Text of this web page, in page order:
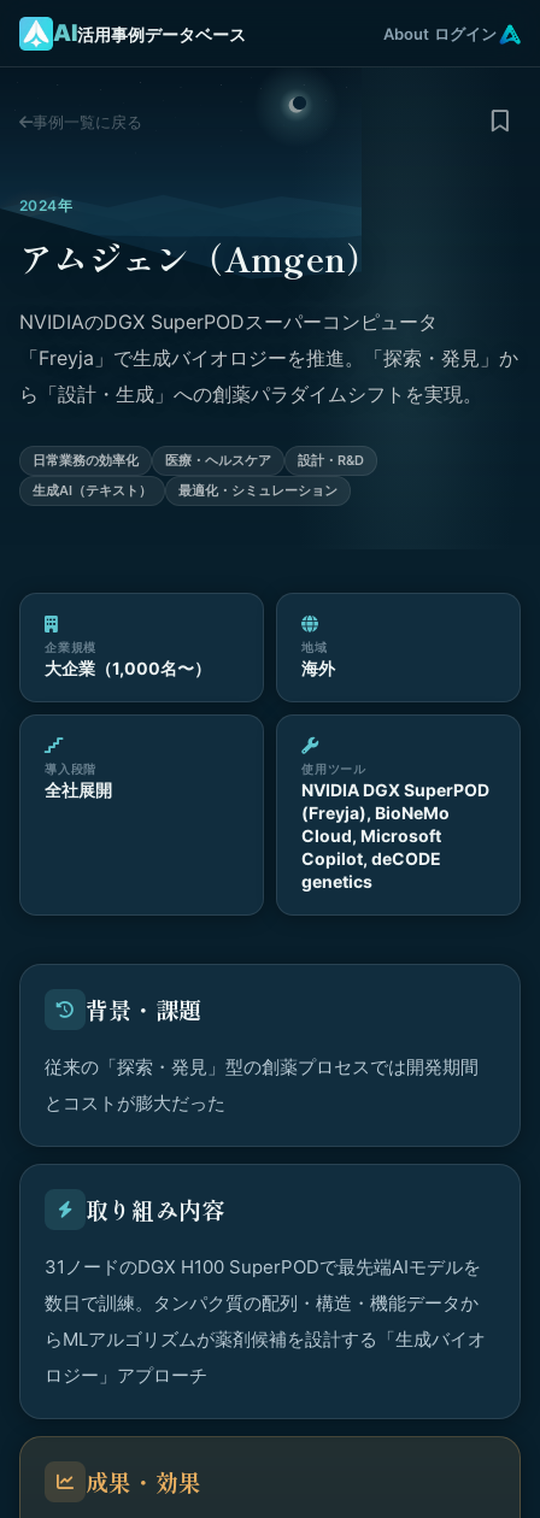
AI活用事例データベース About ログイン
事例一覧に戻る
2024年
アムジェン（Amgen）
NVIDIAのDGX SuperPODスーパーコンピュータ
「Freyja」で生成バイオロジーを推進。「探索・発見」か
ら「設計・生成」への創薬パラダイムシフトを実現。
日常業務の効率化 医療・ヘルスケア
設計・R&D
生成AI（テキスト）
最適化・シミュレーション
企業規模
大企業（1,000名〜）
地域
海外
導入段階
全社展開
使用ツール
NVIDIA DGX SuperPOD
(Freyja), BioNeMo
Cloud, Microsoft
Copilot, deCODE
genetics
背景・課題
従来の「探索・発見」型の創薬プロセスでは開発期間
とコストが膨大だった
取り組み内容
31ノードのDGX H100 SuperPODで最先端AIモデルを
数日で訓練。タンパク質の配列・構造・機能データか
らMLアルゴリズムが薬剤候補を設計する「生成バイオ
ロジー」アプローチ
成果・効果